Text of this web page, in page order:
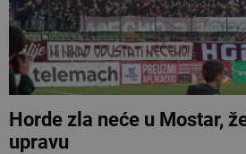
Horde zla neće u Mostar,
upravu